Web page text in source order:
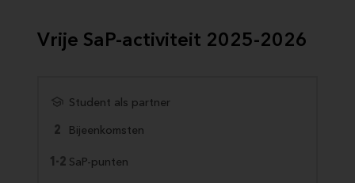
Vrije SaP-activiteit 2025-2026
Student als partner
2 Bijeenkomsten
1-2 SaP-punten